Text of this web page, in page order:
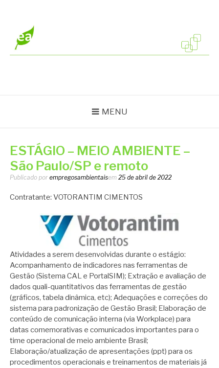
conteúdo
MENU
ESTÁGIO – MEIO AMBIENTE –
São Paulo/SP e remoto
Publicado por empregosambientaisem 25 de abril de 2022
Contratante: VOTORANTIM CIMENTOS
Atividades a serem desenvolvidas durante o estágio:
Acompanhamento de indicadores nas ferramentas de
Gestão (Sistema CAL e PortalSIM); Extração e avaliação de
dados quali-quantitativos das ferramentas de gestão
(gráficos, tabela dinâmica, etc); Adequações e correções do
sistema para padronização de Gestão Brasil; Elaboração de
conteúdo de comunicação interna (via Workplace) para
datas comemorativas e comunicados importantes para o
time operacional de meio ambiente Brasil;
Elaboração/atualização de apresentações (ppt) para os
procedimentos operacionais e treinamentos de materiais já